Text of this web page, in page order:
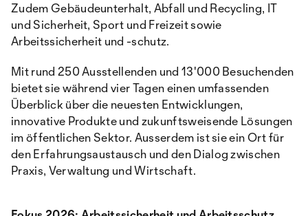
Zudem Gebäudeunterhalt, Abfall und Recycling, IT
und Sicherheit, Sport und Freizeit sowie
Arbeitssicherheit und -schutz.
Mit rund 250 Ausstellenden und 13'000 Besuchenden
bietet sie während vier Tagen einen umfassenden
Überblick über die neuesten Entwicklungen,
innovative Produkte und zukunftsweisende Lösungen
im öffentlichen Sektor. Ausserdem ist sie ein Ort für
den Erfahrungsaustausch und den Dialog zwischen
Praxis, Verwaltung und Wirtschaft.